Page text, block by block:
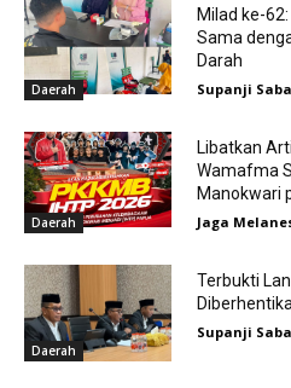
Daerah
Milad ke-
Sama
Darah
Supanji
Daerah
Libatkan
Wamafma
Manokwari
Jaga
Daerah
Terbukti
Supanji